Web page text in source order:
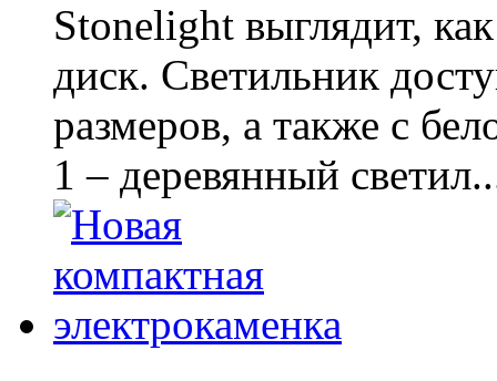
Stonelight выглядит,
диск. Светильник
размеров, а также с
1 – деревянный